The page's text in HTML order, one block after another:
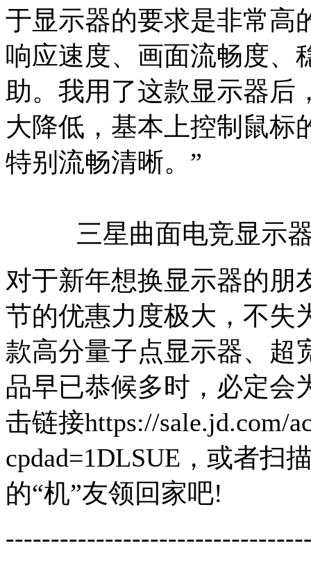
于显示器的要求是非常高
响应速度、画面流畅度、
助。我用了这款显示器后
大降低，基本上控制鼠标
特别流畅清晰。”
三星曲面电竞显示
对于新年想换显示器的朋
节的优惠力度极大，不失
款高分量子点显示器、超
品早已恭候多时，必定会
击链接https://sale.jd.com/
cpdad=1DLSUE，或者扫
的“机”友领回家吧!